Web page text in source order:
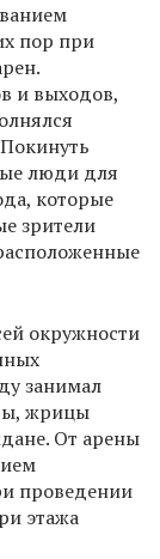
пор при
и выходов,
люди для
которые
зрители
окружности
занимал
жрицы
От арены
проведении
этажа